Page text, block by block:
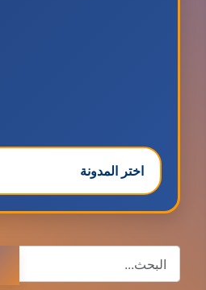
اختر المدونة
البحث